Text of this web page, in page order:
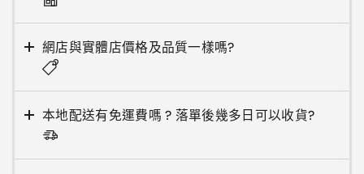
網店與實體店價格及品質一樣嗎?
本地配送有免運費嗎 ? 落單後幾多日可以收貨?